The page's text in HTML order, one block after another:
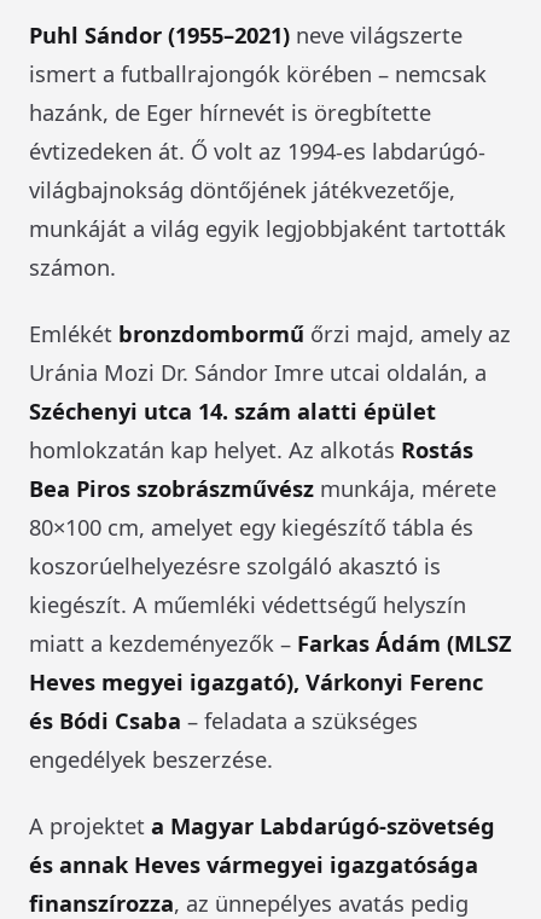
Puhl Sándor (1955–2021) neve világszerte
ismert a futballrajongók körében – nemcsak
hazánk, de Eger hírnevét is öregbítette
évtizedeken át. Ő volt az 1994-es labdarúgó-
világbajnokság döntőjének játékvezetője,
munkáját a világ egyik legjobbjaként tartották
számon.
Emlékét bronzdombormű őrzi majd, amely az
Uránia Mozi Dr. Sándor Imre utcai oldalán, a
Széchenyi utca 14. szám alatti épület
homlokzatán kap helyet. Az alkotás Rostás
Bea Piros szobrászművész munkája, mérete
80×100 cm, amelyet egy kiegészítő tábla és
koszorúelhelyezésre szolgáló akasztó is
kiegészít. A műemléki védettségű helyszín
miatt a kezdeményezők – Farkas Ádám (MLSZ
Heves megyei igazgató), Várkonyi Ferenc
és Bódi Csaba – feladata a szükséges
engedélyek beszerzése.
A projektet a Magyar Labdarúgó-szövetség
és annak Heves vármegyei igazgatósága
finanszírozza, az ünnepélyes avatás pedig